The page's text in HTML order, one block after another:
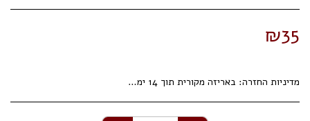
₪35
מדיניות החזרה: באריזה מקורית תוך 14 ימי עסקים.